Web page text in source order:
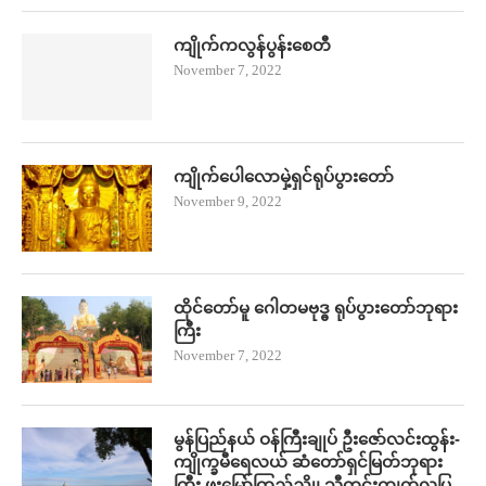
ကျိုက်ကလွန်ပွန်းစေတီ
November 7, 2022
ကျိုက်ပေါလောမှဲ့ရှင်ရုပ်ပွားတော်
November 9, 2022
ထိုင်တော်မူ ဂေါတမဗုဒ္ဓ ရုပ်ပွားတော်ဘုရား
ကြီး
November 7, 2022
မွန်ပြည်နယ် ဝန်ကြီးချုပ် ဦး​ဇော်လင်းထွန်း-
ကျိုက္ခမီရေလယ် ဆံတော်ရှင်မြတ်ဘုရား